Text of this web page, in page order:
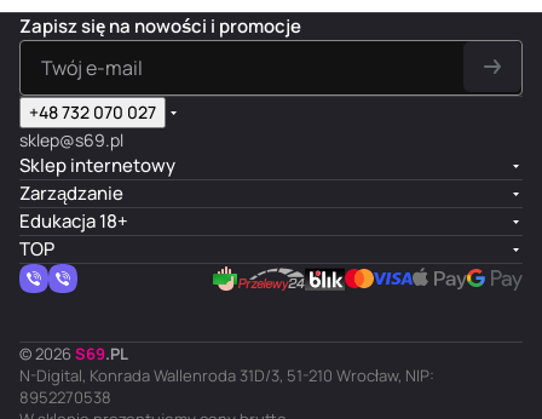
Zapisz się na nowości i promocje
+48 732 070 027
sklep@s69.pl
Sklep internetowy
Zarządzanie
Edukacja 18+
TOP
© 2026 S69.PL
N-Digital, Konrada Wallenroda 31D/3, 51-210 Wrocław, NIP:
8952270538